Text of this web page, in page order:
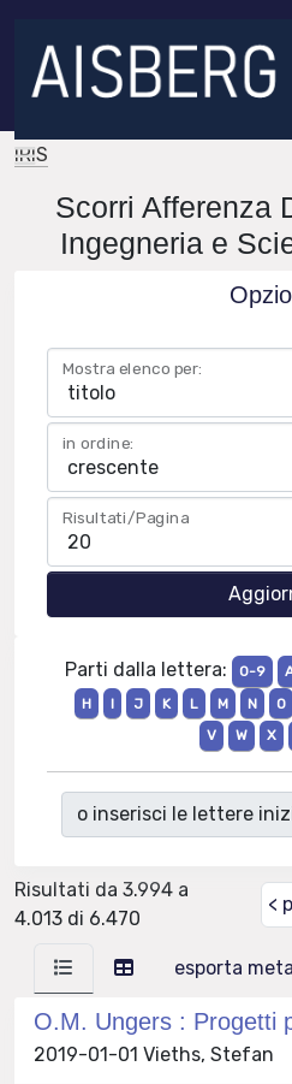
IRIS
Scorri Afferenza
Ingegneria e
Mostra elenco per:
in ordine:
Risultati/Pagina
Parti dalla lettera: 0-9
H
I J K L M N O
V
W X
o inserisci le lettere
Risultati da 3.994 a
4.013 di 6.470
<
esporta
O.M. Ungers : Progetti
2019-01-01 Vieths, Stefan